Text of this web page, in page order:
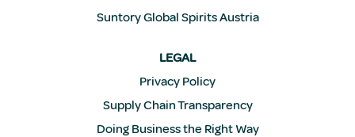
Suntory Global Spirits Austria
LEGAL
Privacy Policy
Supply Chain Transparency
Doing Business the Right Way